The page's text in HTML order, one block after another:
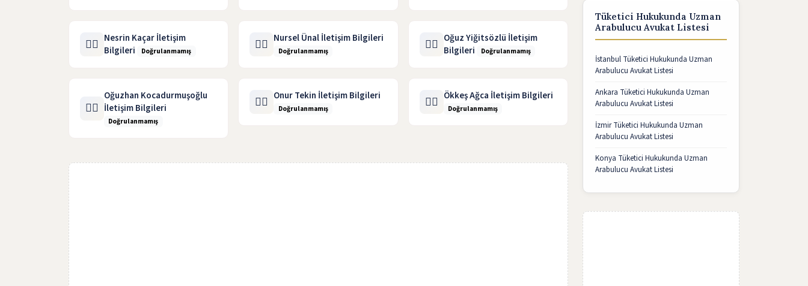
🧑‍⚖️ Nesrin Kaçar İletişim
Bilgileri
Doğrulanmamış 🧑‍⚖️ Nursel Ünal İletişim Bilgileri
Doğrulanmamış 🧑‍⚖️ Oğuz Yiğitsözlü İletişim
Bilgileri
Doğrulanmamış
🧑‍⚖️
Oğuzhan Kocadurmuşoğlu
İletişim Bilgileri
Doğrulanmamış
🧑‍⚖️ Onur Tekin İletişim Bilgileri
Doğrulanmamış 🧑‍⚖️ Ökkeş Ağca İletişim Bilgileri
Doğrulanmamış
Tüketici Hukukunda Uzman
Arabulucu Avukat Listesi
İstanbul Tüketici Hukukunda Uzman
Arabulucu Avukat Listesi
Ankara Tüketici Hukukunda Uzman
Arabulucu Avukat Listesi
İzmir Tüketici Hukukunda Uzman
Arabulucu Avukat Listesi
Konya Tüketici Hukukunda Uzman
Arabulucu Avukat Listesi